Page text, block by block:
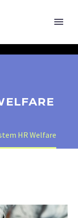
HR Welfare